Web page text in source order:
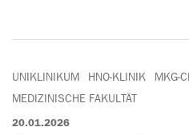
UNIKLINIKUM HNO-KLINIK MKG-
MEDIZINISCHE FAKULTÄT
20.01.2026